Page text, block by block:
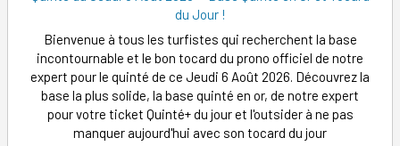
du Jour !
Bienvenue à tous les turfistes qui recherchent la base
incontournable et le bon tocard du prono officiel de notre
expert pour le quinté de ce Jeudi 6 Août 2026. Découvrez la
base la plus solide, la base quinté en or, de notre expert
pour votre ticket Quinté+ du jour et l'outsider à ne pas
manquer aujourd'hui avec son tocard du jour